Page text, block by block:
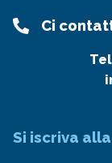
Ci
Si iscriva